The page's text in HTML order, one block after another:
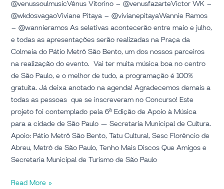
@venussoulmusicVênus Vitorino – @venusfazarteVictor WK –
@wkdosvagaoViviane Pitaya – @vivianepitayaWannie Ramos
– @wannieramos As seletivas acontecerão entre maio e julho,
e todas as apresentações serão realizadas na Praça da
Colmeia do Pátio Metrô São Bento, um dos nossos parceiros
na realização do evento. Vai ter muita música boa no centro
de São Paulo, e o melhor de tudo, a programação é 100%
gratuita. Já deixa anotado na agenda! Agradecemos demais a
todas as pessoas que se inscreveram no Concurso! Este
projeto foi contemplado pela 6ª Edição de Apoio à Música
para a cidade de São Paulo — Secretaria Municipal de Cultura.
Apoio: Pátio Metrô São Bento, Tatu Cultural, Sesc Florêncio de
Abreu, Metrô de São Paulo, Tenho Mais Discos Que Amigos e
Secretaria Municipal de Turismo de São Paulo
Read More »